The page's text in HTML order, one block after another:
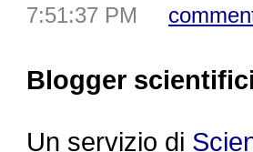
7:51:37 PM
Blogger
Un servizio di